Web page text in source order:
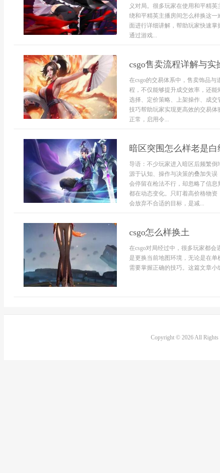
义对局。很多玩家在使用和平精
绕和平精英主播房间怎么样换这
面进行详细讲解，帮助玩家快速
通过游戏...
csgo售卖流程详解与实
在csgo的交易体系中，售卖饰品
程，不仅能够提升成交效率，还
选择、定价策略、上架操作、成
技巧帮助玩家实现更高效的交易
正常，启用令...
暗区突围怎么样老是白
导语：不少玩家进入暗区后频繁
源于认知、操作与决策的叠加失
会停留在枪法不行，却忽略了信
都在动态变化。只盯着高价格物
会放弃不合适的目标，是减...
csgo怎么样换土
在csgo对局经过中，很多玩家都
是更换当前地图环境，无论是在
需要掌握正确的技巧。这篇文章小
Copyright © 2026 All